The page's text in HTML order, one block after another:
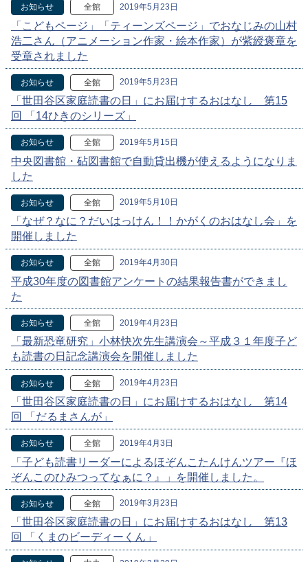
お知らせ 全館 2019年5月23日
「こどもページ」「ティーンズページ」でおなじみの山村
浩二さん（アニメーション作家・絵本作家）が紫綬褒章を
受章されました
お知らせ 全館 2019年5月23日
「世田谷区家庭読書の日」にお届けするおはなし 第15
回 「14ひきのシリーズ」
お知らせ 全館 2019年5月15日
中央図書館・砧図書館で自動貸出機が使えるようになりま
した
お知らせ 全館 2019年5月10日
「なぜ？なに？だいはっけん！！かがくのおはなし会」を
開催しました
お知らせ 全館 2019年4月30日
平成30年度の図書館アンケートの結果報告書ができまし
た
お知らせ 全館 2019年4月23日
「最新恐竜研究」小林快次先生講演会～平成３１年度子ど
も読書の日記念講演会を開催しました
お知らせ 全館 2019年4月23日
「世田谷区家庭読書の日」にお届けするおはなし 第14
回 「だるまさんが」
お知らせ 全館 2019年4月3日
「子ども読書リーダーによるほぞんこたんけんツアー『ほ
ぞんこのひみつってなぁに？』」を開催しました。
お知らせ 全館 2019年3月23日
「世田谷区家庭読書の日」にお届けするおはなし 第13
回 「くまのビーディーくん」